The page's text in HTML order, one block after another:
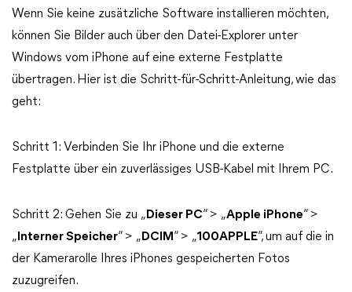
Wenn Sie keine zusätzliche Software installieren möchten,
können Sie Bilder auch über den Datei-Explorer unter
Windows vom iPhone auf eine externe Festplatte
übertragen. Hier ist die Schritt-für-Schritt-Anleitung, wie das
geht:
Schritt 1: Verbinden Sie Ihr iPhone und die externe
Festplatte über ein zuverlässiges USB-Kabel mit Ihrem PC.
Schritt 2: Gehen Sie zu „ Dieser PC“ > „Apple iPhone“ >
„ Interner Speicher“ > „ DCIM “ > „100APPLE“, um auf die in
der Kamerarolle Ihres iPhones gespeicherten Fotos
zuzugreifen.